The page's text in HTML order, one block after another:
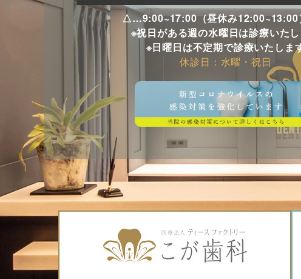
気になられた方は当院
※牛乳由来成分が入って
ません。
福岡市中央区天神5-7-7
※天神北交差点そば
※「那の津口」「天神北
TEL092-781-7117
△…9:00~17:00（昼休み12:00~13:00
※祝日がある週の水曜日は診療いたし
※日曜日は不定期で診療いたしま
休診日：水曜・祝日